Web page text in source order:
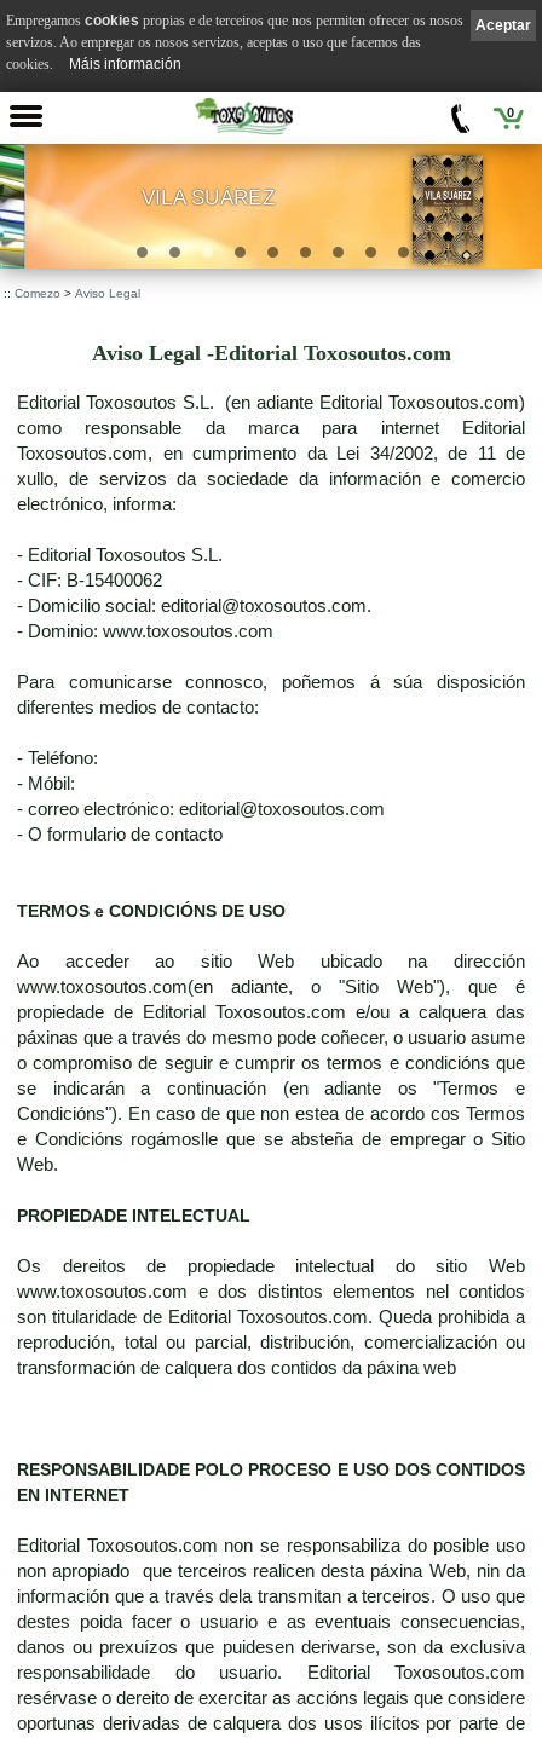
0
VILA SUÁREZ
:: Comezo > Aviso Legal
Aviso Legal -Editorial Toxosoutos.com
Editorial Toxosoutos S.L. (en adiante Editorial Toxosoutos.com)
como responsable da marca para internet Editorial
Toxosoutos.com, en cumprimento da Lei 34/2002, de 11 de
xullo, de servizos da sociedade da información e comercio
electrónico, informa:
- Editorial Toxosoutos S.L.
- CIF: B-15400062
- Domicilio social: editorial@toxosoutos.com.
- Dominio: www.toxosoutos.com
Para comunicarse connosco, poñemos á súa disposición
diferentes medios de contacto:
- Teléfono:
- Móbil:
- correo electrónico: editorial@toxosoutos.com
- O formulario de contacto
TERMOS e CONDICIÓNS DE USO
Ao acceder ao sitio Web ubicado na dirección
www.toxosoutos.com(en adiante, o "Sitio Web"), que é
propiedade de Editorial Toxosoutos.com e/ou a calquera das
páxinas que a través do mesmo pode coñecer, o usuario asume
o compromiso de seguir e cumprir os termos e condicións que
se indicarán a continuación (en adiante os "Termos e
Condicións"). En caso de que non estea de acordo cos Termos
e Condicións rogámoslle que se absteña de empregar o Sitio
Web.
PROPIEDADE INTELECTUAL
Os dereitos de propiedade intelectual do sitio Web
www.toxosoutos.com e dos distintos elementos nel contidos
son titularidade de Editorial Toxosoutos.com. Queda prohibida a
reprodución, total ou parcial, distribución, comercialización ou
transformación de calquera dos contidos da páxina web
RESPONSABILIDADE POLO PROCESO E USO DOS CONTIDOS
EN INTERNET
Editorial Toxosoutos.com non se responsabiliza do posible uso
non apropiado que terceiros realicen desta páxina Web, nin da
información que a través dela transmitan a terceiros. O uso que
destes poida facer o usuario e as eventuais consecuencias,
danos ou prexuízos que puidesen derivarse, son da exclusiva
responsabilidade do usuario. Editorial Toxosoutos.com
resérvase o dereito de exercitar as accións legais que considere
oportunas derivadas de calquera dos usos ilícitos por parte de
Aceptar
Empregamos cookies propias e de terceiros que nos permiten ofrecer os nosos
servizos. Ao empregar os nosos servizos, aceptas o uso que facemos das
cookies.
Máis información